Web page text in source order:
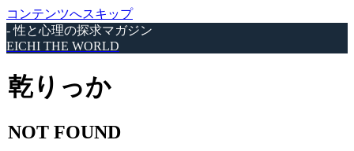
コンテンツへスキップ
- 性と心理の探求マガジン
EICHI THE WORLD
乾りっか
NOT FOUND